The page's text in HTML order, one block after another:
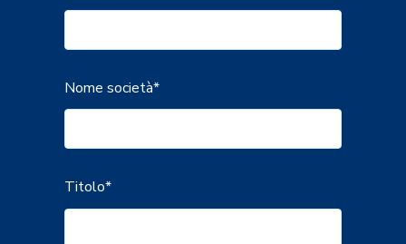
Nome società*
Titolo*